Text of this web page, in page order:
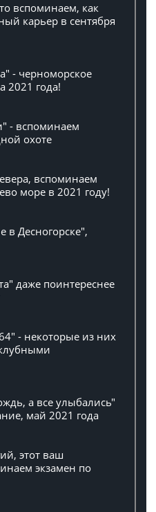
вспоминаем, как
карьер в сентября
- черноморское
2021 года!
- вспоминаем
охоте
вспоминаем
море в 2021 году!
в Десногорске",
даже поинтереснее
- некоторые из них
а все улыбались"
май 2021 года
этот ваш
экзамен по